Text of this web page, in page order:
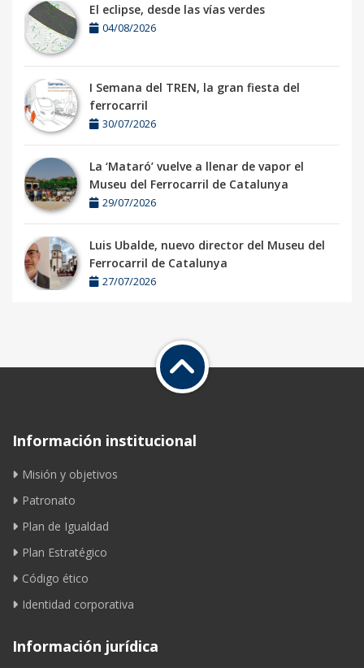
El eclipse, desde las vías verdes
04/08/2026
I Semana del TREN, la gran fiesta del
ferrocarril
30/07/2026
La ‘Mataró’ vuelve a llenar de vapor el
Museu del Ferrocarril de Catalunya
29/07/2026
Luis Ubalde, nuevo director del Museu del
Ferrocarril de Catalunya
27/07/2026
Información institucional
Misión y objetivos
Patronato
Plan de Igualdad
Plan Estratégico
Código ético
Identidad corporativa
Información jurídica